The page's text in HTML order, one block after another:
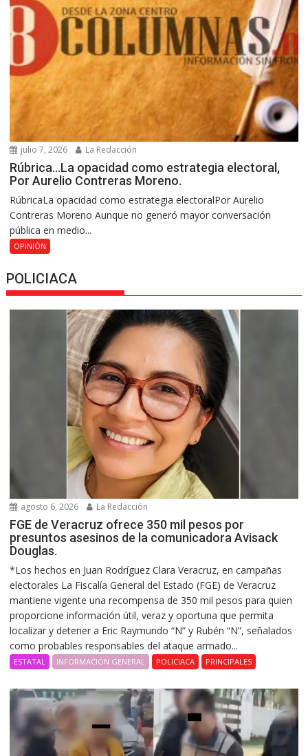
julio 7, 2026 La Redacción
Rúbrica…La opacidad como estrategia electoral,
Por Aurelio Contreras Moreno.
RúbricaLa opacidad como estrategia electoralPor Aurelio
Contreras Moreno Aunque no generó mayor conversación
pública en medio...
OPINIÓN
POLICIACA
agosto 6, 2026 La Redacción
FGE de Veracruz ofrece 350 mil pesos por
presuntos asesinos de la comunicadora Avisack
Douglas.
*Los hechos en Juan Rodríguez Clara Veracruz, en campañas
electorales La Fiscalía General del Estado (FGE) de Veracruz
mantiene vigente una recompensa de 350 mil pesos para quien
proporcione información útil, veraz y oportuna que permita
localizar y detener a Eric Raymundo “N” y Rubén “N”, señalados
como probables responsables del ataque armado...
ESTATAL INFORMACIÓN GENERAL POLICIACA PRINCIPALES